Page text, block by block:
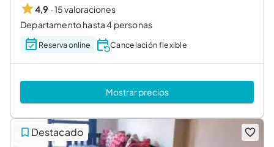
4,9 ·15 valoraciones
Departamento hasta 4 personas
Reserva online Cancelación flexible
Mostrar precios
Destacado